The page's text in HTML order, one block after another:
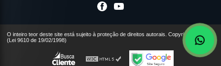
O inteiro teor deste site está sujeito à proteção de direitos autorais. Copyright© Civiltec
(Lei 9610 de 19/02/1998)